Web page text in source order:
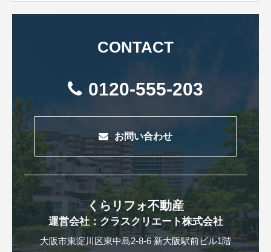
CONTACT
0120-555-203
お問い合わせ
くらリフォ不動産
運営会社：クラスクリエート株式会社
大阪市東淀川区東中島2-8-6 新大阪駅前ビル1階